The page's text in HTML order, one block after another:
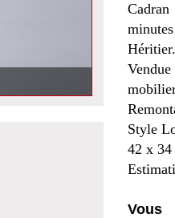
Héritier.
Style
42 x 34
Vous